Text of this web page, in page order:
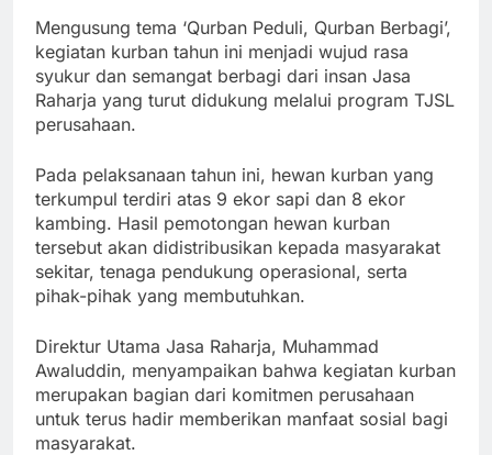
Mengusung tema ‘Qurban Peduli, Qurban Berbagi’,
kegiatan kurban tahun ini menjadi wujud rasa
syukur dan semangat berbagi dari insan Jasa
Raharja yang turut didukung melalui program TJSL
perusahaan.
Pada pelaksanaan tahun ini, hewan kurban yang
terkumpul terdiri atas 9 ekor sapi dan 8 ekor
kambing. Hasil pemotongan hewan kurban
tersebut akan didistribusikan kepada masyarakat
sekitar, tenaga pendukung operasional, serta
pihak-pihak yang membutuhkan.
Direktur Utama Jasa Raharja, Muhammad
Awaluddin, menyampaikan bahwa kegiatan kurban
merupakan bagian dari komitmen perusahaan
untuk terus hadir memberikan manfaat sosial bagi
masyarakat.